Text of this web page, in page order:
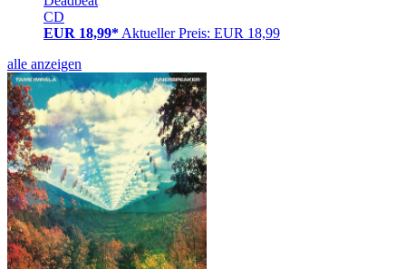
CD
EUR 18,99* Aktueller Preis: EUR 18,99
alle anzeigen